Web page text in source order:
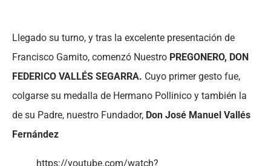
Llegado su turno, y tras la excelente presentación de
Francisco Gamito, comenzó Nuestro PREGONERO, DON
FEDERICO VALLÉS SEGARRA. Cuyo primer gesto fue,
colgarse su medalla de Hermano Pollinico y también la
de su Padre, nuestro Fundador, Don José Manuel Vallés
Fernández
https://youtube.com/watch?